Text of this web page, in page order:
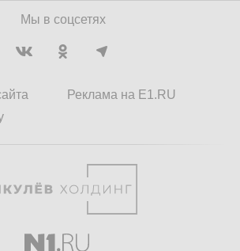
Мы в соцсетях
Реклама на E1.RU